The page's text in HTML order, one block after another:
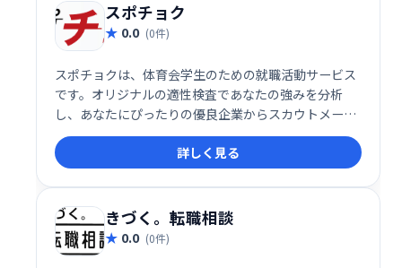
スポチョク
0.0 (0件)
スポチョクは、体育会学生のための就職活動サービス
です。オリジナルの適性検査であなたの強みを分析
し、あなたにぴったりの優良企業からスカウトメール
が届きます。効率的に就職活動を進めたい体育会学生
はぜひご利用ください。詳しく見る
きづく。転職相談
0.0 (0件)